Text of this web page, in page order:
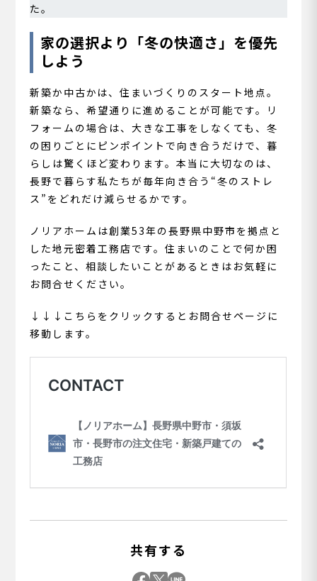
た。
家の選択より「冬の快適さ」を優先
しよう
新築か中古かは、住まいづくりのスタート地点。
新築なら、希望通りに進めることが可能です。リ
フォームの場合は、大きな工事をしなくても、冬
の困りごとにピンポイントで向き合うだけで、暮
らしは驚くほど変わります。本当に大切なのは、
長野で暮らす私たちが毎年向き合う“冬のストレ
ス”をどれだけ減らせるかです。
ノリアホームは創業53年の長野県中野市を拠点と
した地元密着工務店です。住まいのことで何か困
ったこと、相談したいことがあるときはお気軽に
お問合せください。
↓↓↓こちらをクリックするとお問合せページに
移動します。
共有する